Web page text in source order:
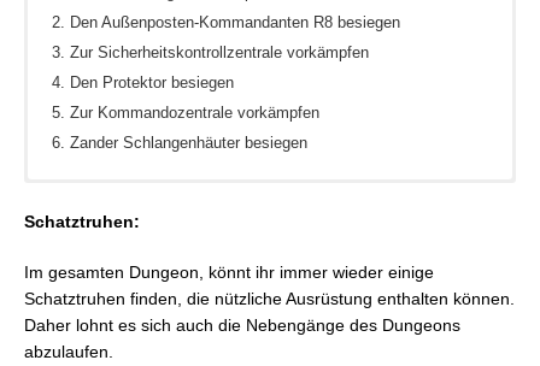
Den Außenposten-Kommandanten R8 besiegen
Zur Sicherheitskontrollzentrale vorkämpfen
Den Protektor besiegen
Zur Kommandozentrale vorkämpfen
Zander Schlangenhäuter besiegen
Protektor
Außenposten-Einheit S7
Außenposten-Einheit R7
Außenposten-Geschützdrohne
Außenposten-Aerostat
Schatztruhen:
Im gesamten Dungeon, könnt ihr immer wieder einige
Schatztruhen finden, die nützliche Ausrüstung enthalten können.
Daher lohnt es sich auch die Nebengänge des Dungeons
abzulaufen.